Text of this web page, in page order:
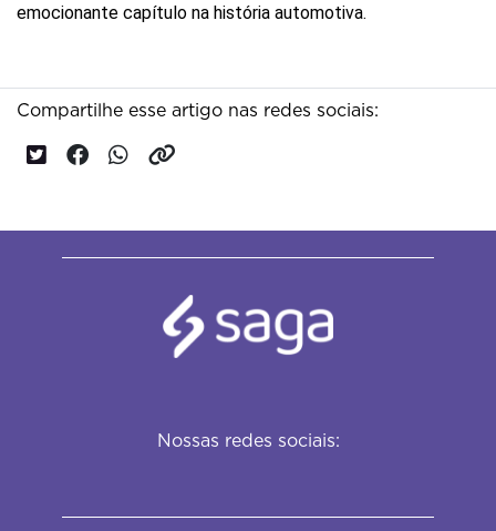
emocionante capítulo na história automotiva.
Compartilhe esse artigo nas redes sociais:
Nossas redes sociais: